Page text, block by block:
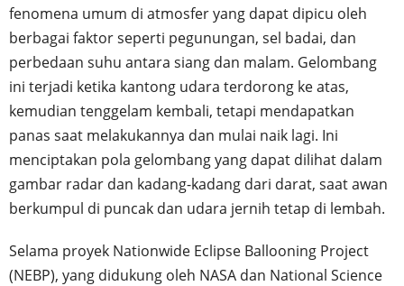
fenomena umum di atmosfer yang dapat dipicu oleh
berbagai faktor seperti pegunungan, sel badai, dan
perbedaan suhu antara siang dan malam. Gelombang
ini terjadi ketika kantong udara terdorong ke atas,
kemudian tenggelam kembali, tetapi mendapatkan
panas saat melakukannya dan mulai naik lagi. Ini
menciptakan pola gelombang yang dapat dilihat dalam
gambar radar dan kadang-kadang dari darat, saat awan
berkumpul di puncak dan udara jernih tetap di lembah.
Selama proyek Nationwide Eclipse Ballooning Project
(NEBP), yang didukung oleh NASA dan National Science